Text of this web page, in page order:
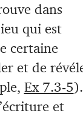
dans
qui est
certaine
et de
Ex 7.3-5
et